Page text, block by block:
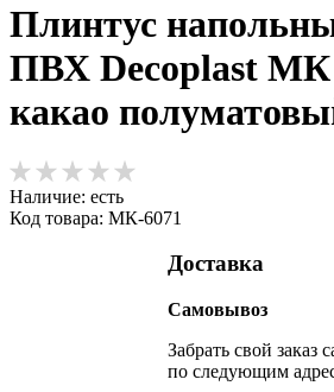
Плинтус
ПВХ Decoplast МК
какао
Наличие: есть
Код товара: МК-6071
Доставка
Самовывоз
Забрать свой заказ
по следующим